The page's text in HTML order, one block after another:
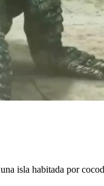
isla habitada por